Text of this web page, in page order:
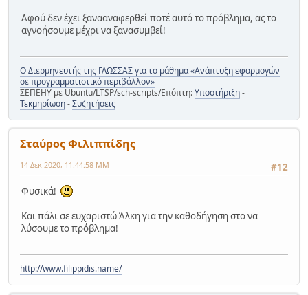
Αφού δεν έχει ξανααναφερθεί ποτέ αυτό το πρόβλημα, ας το
αγνοήσουμε μέχρι να ξανασυμβεί!
Ο Διερμηνευτής της ΓΛΩΣΣΑΣ για το μάθημα «Ανάπτυξη εφαρμογών
σε προγραμματιστικό περιβάλλον»
ΣΕΠΕΗΥ με Ubuntu/LTSP/sch-scripts/Επόπτη:Υποστήριξη-
Τεκμηρίωση-Συζητήσεις
Σταύρος Φιλιππίδης
#12
14 Δεκ 2020, 11:44:58 ΜΜ
Φυσικά!
Και πάλι σε ευχαριστώ Άλκη για την καθοδήγηση στο να
λύσουμε το πρόβλημα!
http://www.filippidis.name/